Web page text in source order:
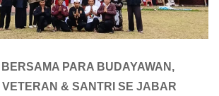
BERSAMA PARA BUDAYAWAN,
& SANTRI SE JABAR